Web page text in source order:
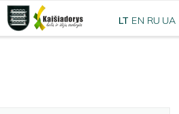
LT EN RU UA